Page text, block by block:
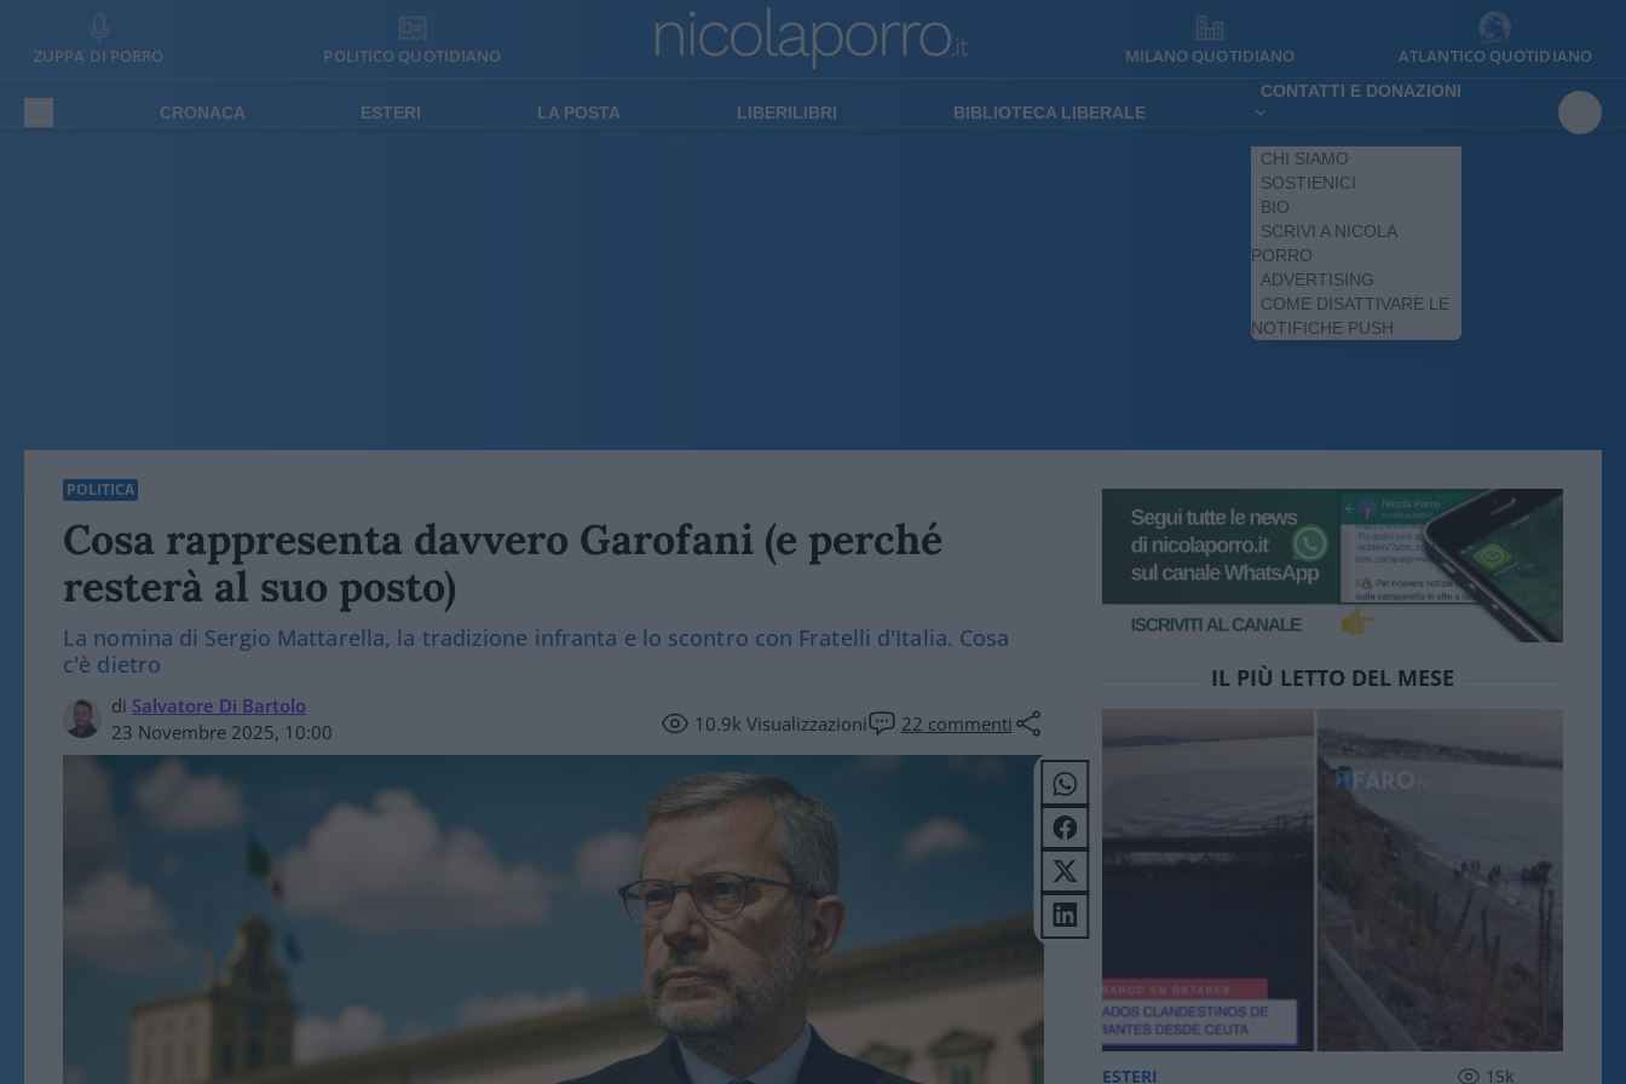
ZUPPA DI PORRO POLITICO QUOTIDIANO MILANO QUOTIDIANO ATLANTICO QUOTIDIANO
CRONACA ESTERI LA POSTA LIBERILIBRI BIBLIOTECA LIBERALE
CONTATTI E DONAZIONI
CHI SIAMO
SOSTIENICI
BIO
SCRIVI A NICOLA
PORRO
ADVERTISING
COME DISATTIVARE LE
NOTIFICHE PUSH
POLITICA
Cosa rappresenta davvero Garofani (e perché
resterà al suo posto)
La nomina di Sergio Mattarella, la tradizione infranta e lo scontro con Fratelli d'Italia. Cosa
c'è dietro
di Salvatore Di Bartolo
23 Novembre 2025, 10:00
10.9kVisualizzazioni 22 commenti
IL PIÙ LETTO DEL MESE
ESTERI 15k